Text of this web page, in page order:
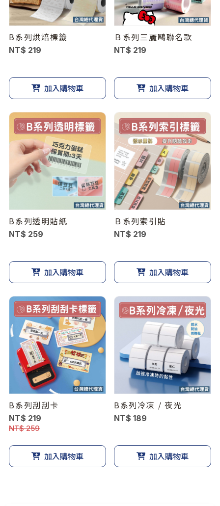
B系列烘焙標籤
NT$ 219
加入購物車
Ｂ系列三麗鷗聯名款
NT$ 219
加入購物車
B系列透明貼紙
NT$ 259
加入購物車
Ｂ系列索引貼
NT$ 219
加入購物車
B系列刮刮卡
NT$ 219
NT$ 259
加入購物車
B系列冷凍 / 夜光
NT$ 189
加入購物車